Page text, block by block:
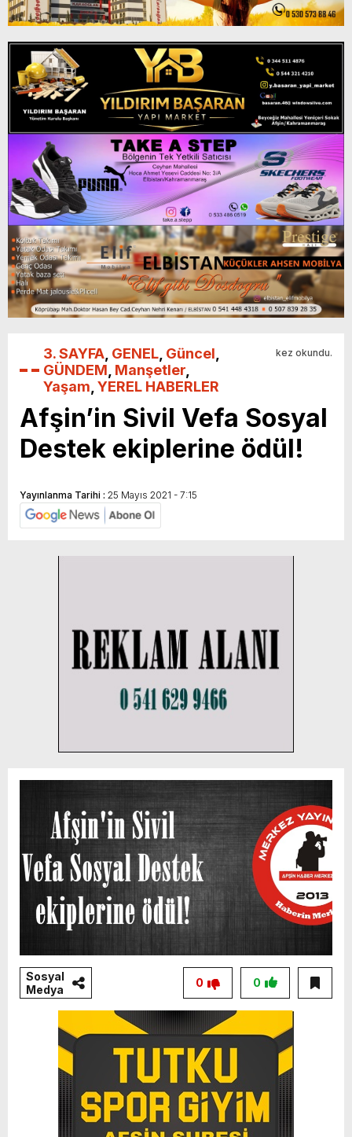
3. SAYFA GENEL Güncel
GÜNDEM Manşetler
Yaşam YEREL HABERLER
kez okundu.
Afşin’in Sivil Vefa Sosyal
Destek ekiplerine ödül!
Yayınlanma Tarihi : 25 Mayıs 2021 - 7:15
Sosyal
Medya
0
0